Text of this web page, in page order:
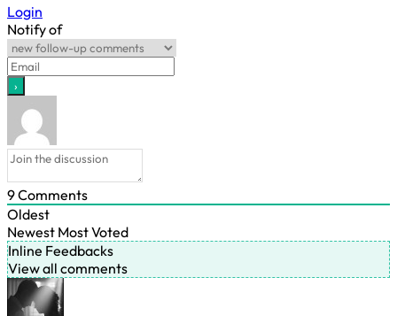
Login
Notify of
9Comments
Oldest
Newest Most Voted
Inline Feedbacks
View all comments